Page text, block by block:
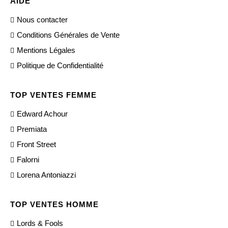
Nous contacter
Conditions Générales de Vente
Mentions Légales
Politique de Confidentialité
TOP VENTES FEMME
Edward Achour
Premiata
Front Street
Falorni
Lorena Antoniazzi
TOP VENTES HOMME
Lords & Fools